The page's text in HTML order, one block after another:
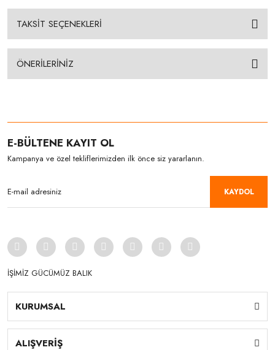
TAKSİT SEÇENEKLERİ
ÖNERİLERİNİZ
E-BÜLTENE KAYIT OL
Kampanya ve özel tekliflerimizden ilk önce siz yararlanın.
KAYDOL
İŞİMİZ GÜCÜMÜZ BALIK
KURUMSAL
ALIŞVERİŞ